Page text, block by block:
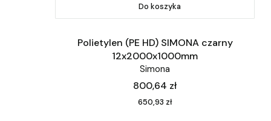
Do koszyka
Polietylen (PE HD) SIMONA czarny
12x2000x1000mm
Simona
Cena
800,64 zł
Cena
650,93 zł